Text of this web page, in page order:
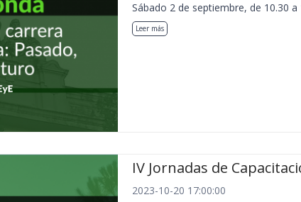
Sábado 2 de septiembre, de 10.30
Leer más
IV Jornadas de
2023-10-20 17:00:00